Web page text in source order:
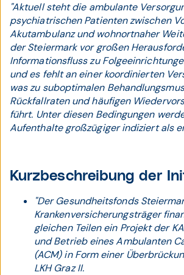
"Aktuell steht die ambulante
psychiatrischen Patienten zwischen
Akutambulanz und wohnortnaher
der Steiermark vor großen
Informationsfluss zu
und es fehlt an einer koordinierten
was zu suboptimalen
Rückfallraten und häufigen
führt. Unter diesen Bedingungen
Aufenthalte großzügiger indiziert als
Kurzbeschreibung der
"Der Gesundheitsfonds
Krankenversicherungsträger
gleichen Teilen ein Projekt der
und Betrieb eines Ambulanten
(ACM) in Form einer
LKH Graz II.